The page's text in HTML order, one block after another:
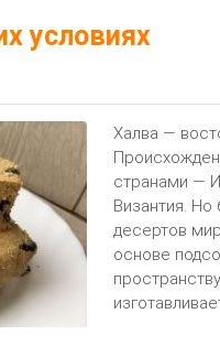
условиях
Халва —
странами —
Византия.
десертов
основе